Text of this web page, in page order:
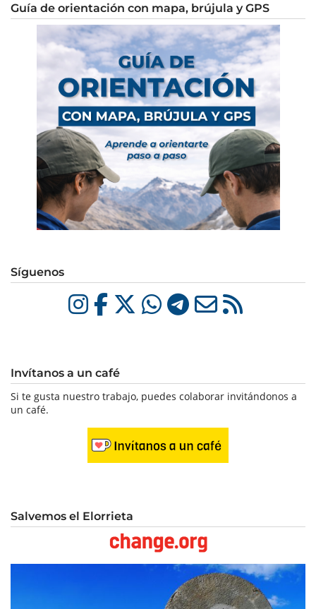
Guía de orientación con mapa, brújula y GPS
Síguenos
Invítanos a un café
Si te gusta nuestro trabajo, puedes colaborar invitándonos a
un café.
Salvemos el Elorrieta